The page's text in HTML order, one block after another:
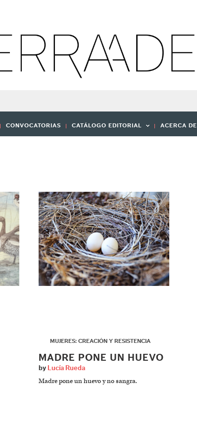
CONVOCATORIAS CATÁLOGO EDITORIAL ACERCA DE
MUJERES: CREACIÓN Y RESISTENCIA
MADRE PONE UN HUEVO
by Lucía Rueda
Madre pone un huevo y no sangra.